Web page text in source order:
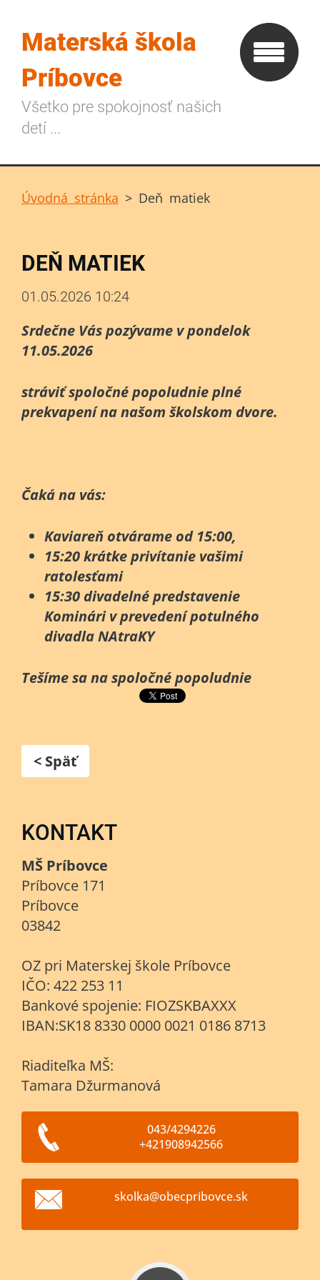
Materská škola
Príbovce
Všetko pre spokojnosť našich
detí ...
Úvodná stránka > Deň matiek
DEŇ MATIEK
01.05.2026 10:24
Srdečne Vás pozývame v pondelok
11.05.2026
stráviť spoločné popoludnie plné
prekvapení na našom školskom dvore.
Čaká na vás:
Kaviareň otvárame od 15:00,
15:20 krátke privítanie vašimi
ratolesťami
15:30 divadelné predstavenie
Kominári v prevedení potulného
divadla NAtraKY
Tešíme sa na spoločné popoludnie
< Späť
KONTAKT
MŠ Príbovce
Príbovce 171
Príbovce
03842
OZ pri Materskej škole Príbovce
IČO: 422 253 11
Bankové spojenie: FIOZSKBAXXX
IBAN:SK18 8330 0000 0021 0186 8713
Riaditeľka MŠ:
Tamara Džurmanová
043/4294226
+421908942566
skolka@obecpribovce.sk